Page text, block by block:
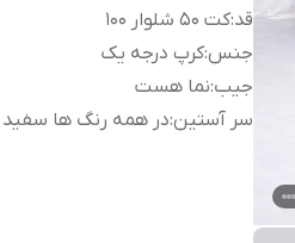
قد:کت ۵۰ شلوار ۱۰۰
جنس:کرپ درجه یک
جیب:نما هست
سر آستین:در همه رنگ ها سفید